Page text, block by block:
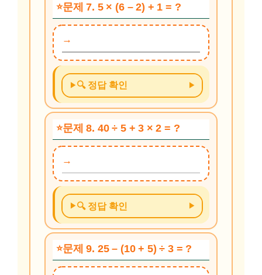
문제 7. 5 × (6 – 2) + 1 = ?
🔍 정답 확인
문제 8. 40 ÷ 5 + 3 × 2 = ?
🔍 정답 확인
문제 9. 25 – (10 + 5) ÷ 3 = ?